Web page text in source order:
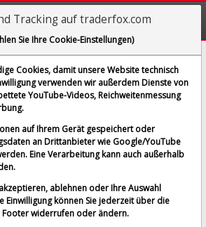
Banking Corp.
854242 | ISIN AU000000WBC1]
€ -1,55 %
Aktienkurs vom 08.08.2026 um 05:59 Uhr
Splitbereinigt
Tracking auf traderfox.com
Sie Ihre Cookie-Einstellungen)
Cookies, damit unsere Website technisch
verwenden wir außerdem Dienste von
YouTube-Videos, Reichweitenmessung
auf Ihrem Gerät gespeichert oder
an Drittanbieter wie Google/YouTube
Eine Verarbeitung kann auch außerhalb
ablehnen oder Ihre Auswahl
Einwilligung können Sie jederzeit über die
Footer widerrufen oder ändern.